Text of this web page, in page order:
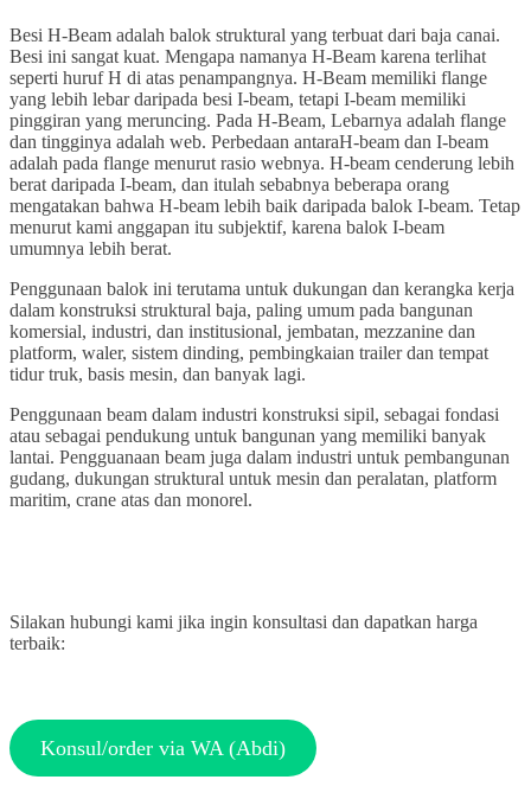
Besi H-Beam adalah balok struktural yang terbuat dari baja canai.
Besi ini sangat kuat. Mengapa namanya H-Beam karena terlihat
seperti huruf H di atas penampangnya. H-Beam memiliki flange
yang lebih lebar daripada besi I-beam, tetapi I-beam memiliki
pinggiran yang meruncing. Pada H-Beam, Lebarnya adalah flange
dan tingginya adalah web. Perbedaan antaraH-beam dan I-beam
adalah pada flange menurut rasio webnya. H-beam cenderung lebih
berat daripada I-beam, dan itulah sebabnya beberapa orang
mengatakan bahwa H-beam lebih baik daripada balok I-beam. Tetap
menurut kami anggapan itu subjektif, karena balok I-beam
umumnya lebih berat.
Penggunaan balok ini terutama untuk dukungan dan kerangka kerja
dalam konstruksi struktural baja, paling umum pada bangunan
komersial, industri, dan institusional, jembatan, mezzanine dan
platform, waler, sistem dinding, pembingkaian trailer dan tempat
tidur truk, basis mesin, dan banyak lagi.
Penggunaan beam dalam industri konstruksi sipil, sebagai fondasi
atau sebagai pendukung untuk bangunan yang memiliki banyak
lantai. Pengguanaan beam juga dalam industri untuk pembangunan
gudang, dukungan struktural untuk mesin dan peralatan, platform
maritim, crane atas dan monorel.
Silakan hubungi kami jika ingin konsultasi dan dapatkan harga
terbaik:
Konsul/order via WA (Abdi)